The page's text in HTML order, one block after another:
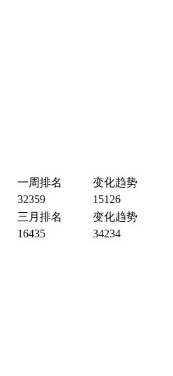
一周排名
变化趋势
32359
15126
三月排名
变化趋势
16435 34234